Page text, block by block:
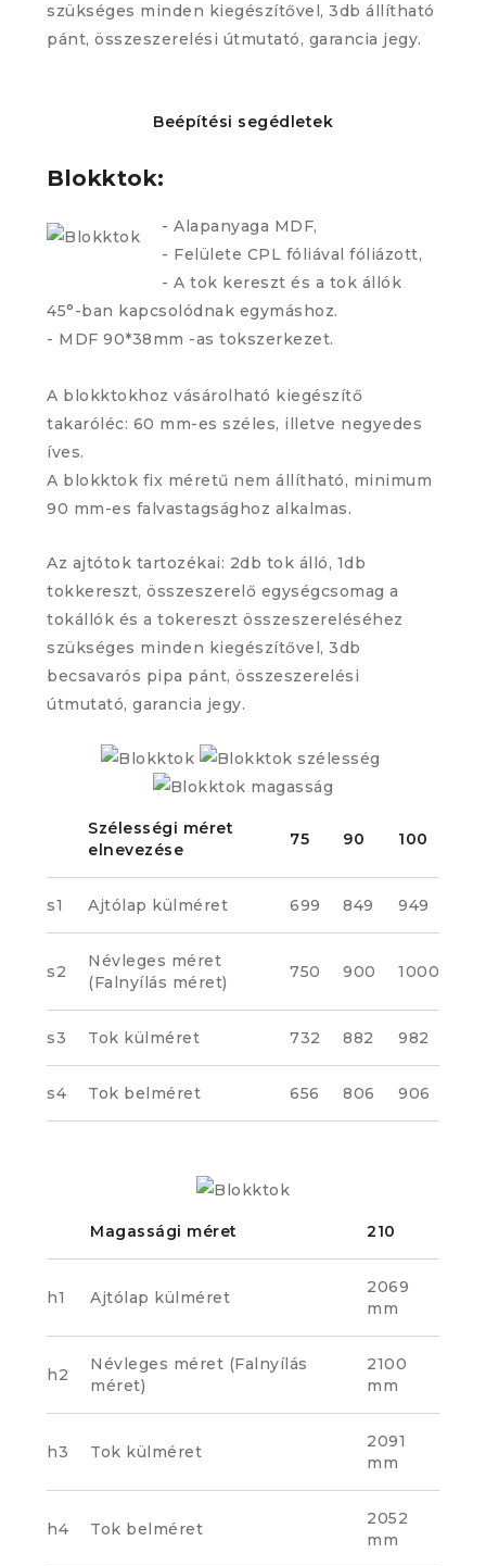
szükséges minden kiegészítővel, 3db állítható
pánt, összeszerelési útmutató, garancia jegy.
Beépítési segédletek
Blokktok:
- Alapanyaga MDF,
- Felülete CPL fóliával fóliázott,
- A tok kereszt és a tok állók
45°-ban kapcsolódnak egymáshoz.
- MDF 90*38mm -as tokszerkezet.
A blokktokhoz vásárolható kiegészítő
takaróléc: 60 mm-es széles, illetve negyedes
íves.
A blokktok fix méretű nem állítható, minimum
90 mm-es falvastagsághoz alkalmas.
Az ajtótok tartozékai: 2db tok álló, 1db
tokkereszt, összeszerelő egységcsomag a
tokállók és a tokereszt összeszereléséhez
szükséges minden kiegészítővel, 3db
becsavarós pipa pánt, összeszerelési
útmutató, garancia jegy.
Szélességi méret
elnevezése
75 90 100
s1 Ajtólap külméret 699 849 949
s2
Névleges méret
(Falnyílás méret)
750 900 1000
s3 Tok külméret 732 882 982
s4 Tok belméret 656 806 906
Magassági méret 210
h1 Ajtólap külméret
2069
mm
h2
Névleges méret (Falnyílás
méret)
2100
mm
h3 Tok külméret
2091
mm
h4 Tok belméret
2052
mm